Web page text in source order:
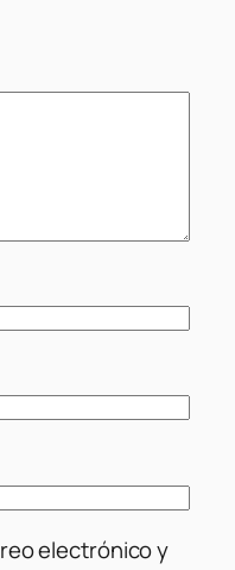
electrónico y